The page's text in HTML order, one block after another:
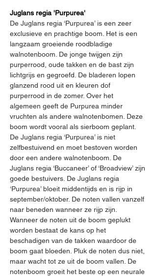
Juglans regia 'Purpurea'
De Juglans regia ‘Purpurea’ is een zeer
exclusieve en prachtige boom. Het is een
langzaam groeiende roodbladige
walnotenboom. De jonge twijgen zijn
purperrood, oude takken en de bast zijn
lichtgrijs en gegroefd. De bladeren lopen
glanzend rood uit en kleuren dof
purperrood in de zomer. Over het
algemeen geeft de Purpurea minder
vruchten als andere walnotenbomen. Deze
boom wordt vooral als sierboom geplant.
De Juglans regia ‘Purpurea’ is niet
zelfbestuivend en moet bestoven worden
door een andere walnotenboom. De
Juglans regia ‘Buccaneer’ of ‘Broadview’ zijn
goede bestuivers. De Juglans regia
‘Purpurea’ bloeit middentijds en is rijp in
september/oktober. De noten vallen vanzelf
naar beneden wanneer ze rijp zijn.
Wanneer de noten uit de boom geplukt
worden bestaat de kans op het
beschadigen van de takken waardoor de
boom gaat bloeden. Pluk de noten dus niet,
maar wacht tot ze uit de boom vallen. De
notenboom groeit het beste op een neurale